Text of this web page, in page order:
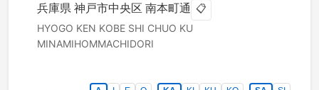
兵庫県 神戸市中央区 南本町通 📋
HYOGO KEN KOBE SHI CHUO KU
MINAMIHOMMACHIDORI